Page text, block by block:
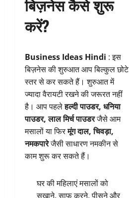
बिज़नेस कैसे शुरू
करें?
Business Ideas Hindi : इस
बिज़नेस की शुरुआत आप बिल्कुल छोटे
स्तर से कर सकते हैं। शुरुआत में
ज्यादा वैरायटी रखने की जरूरत नहीं
है। आप पहलेहल्दी पाउडर, धनिया
पाउडर, लाल मिर्च पाउडरजैसे आम
मसालों या फिरमूंग दाल, चिवड़ा,
नमकपारेजैसी साधारण नमकीन से
काम शुरू कर सकते हैं।
घर की महिलाएं मसालों को
सुखाने, साफ करने, पीसने और